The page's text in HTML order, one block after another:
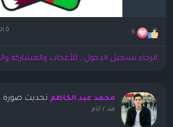
6 0 التعليقات
الرجاء تسجيل الدخول , للأعجاب والمشاركة
محمد عبد الكاظم تحديث
منذ ٢ أيام